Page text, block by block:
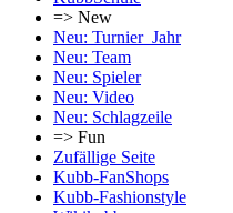
=> New
Neu: Turnier_Jahr
Neu: Team
Neu: Spieler
Neu: Video
Neu: Schlagzeile
=> Fun
Zufällige Seite
Kubb-FanShops
Kubb-Fashionstyle